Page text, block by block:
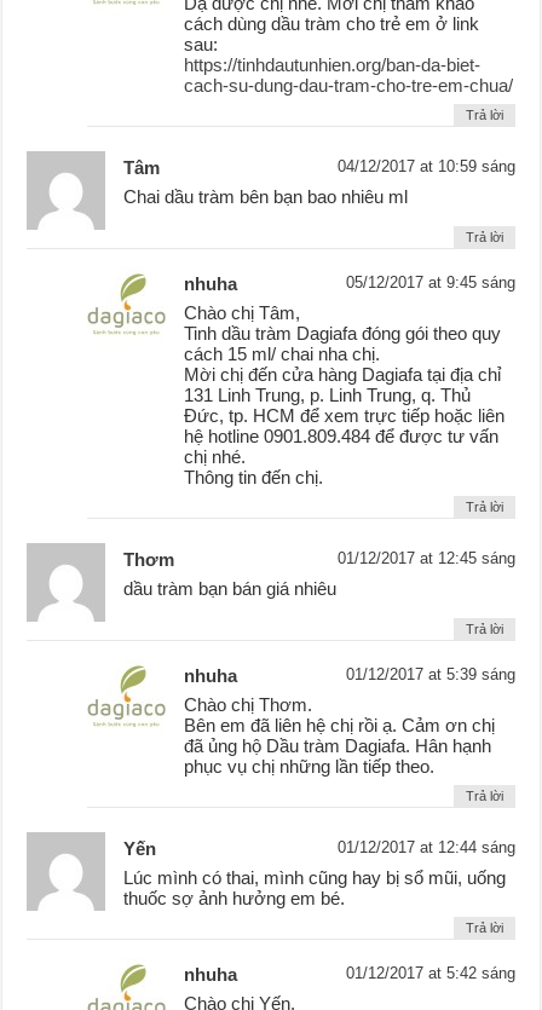
cách dùng dầu tràm cho trẻ em ở link
sau:
https://tinhdautunhien.org/ban-da-biet-
cach-su-dung-dau-tram-cho-tre-em-chua/
Trả lời
Tâm 04/12/2017 at 10:59 sáng
Chai dầu tràm bên bạn bao nhiêu ml
Trả lời
nhuha 05/12/2017 at 9:45 sáng
Chào chị Tâm,
Tinh dầu tràm Dagiafa đóng gói theo quy
cách 15 ml/ chai nha chị.
Mời chị đến cửa hàng Dagiafa tại địa chỉ
131 Linh Trung, p. Linh Trung, q. Thủ
Đức, tp. HCM để xem trực tiếp hoặc liên
hệ hotline 0901.809.484 để được tư vấn
chị nhé.
Thông tin đến chị.
Trả lời
Thơm 01/12/2017 at 12:45 sáng
dầu tràm bạn bán giá nhiêu
Trả lời
nhuha 01/12/2017 at 5:39 sáng
Chào chị Thơm.
Bên em đã liên hệ chị rồi ạ. Cảm ơn chị
đã ủng hộ Dầu tràm Dagiafa. Hân hạnh
phục vụ chị những lần tiếp theo.
Trả lời
Yến 01/12/2017 at 12:44 sáng
Lúc mình có thai, mình cũng hay bị sổ mũi, uống
thuốc sợ ảnh hưởng em bé.
Trả lời
nhuha 01/12/2017 at 5:42 sáng
Chào chị Yến.